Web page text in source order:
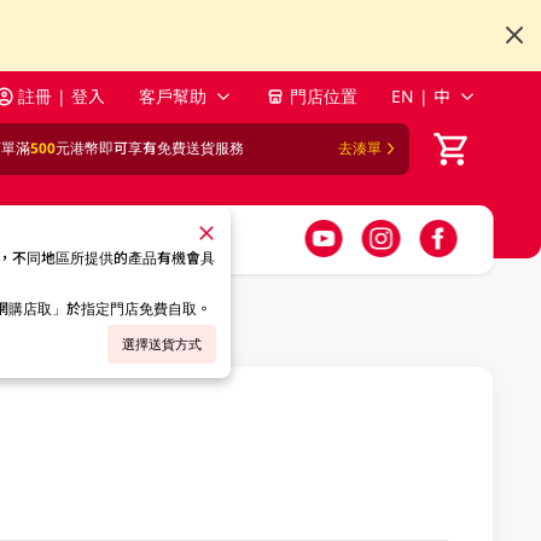
註冊 | 登入 客戶幫助 門店位置 EN | 中
滿500元港幣即可享有免費送貨服務 去湊單
不同地區所提供的產品有機會具
店取」於指定門店免費自取。
選擇送貨方式